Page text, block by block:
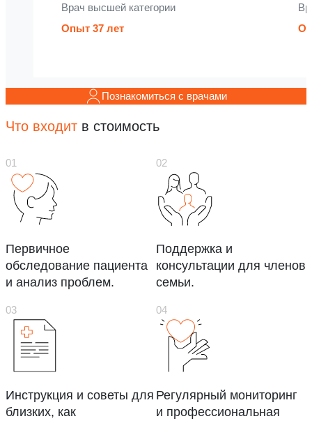
Врач высшей категории
Опыт 37 лет
Познакомиться с врачами
Что входит в стоимость
Первичное
обследование пациента
и анализ проблем.
Поддержка и
консультации для членов
семьи.
Инструкция и советы для
близких, как
Регулярный мониторинг
и профессиональная